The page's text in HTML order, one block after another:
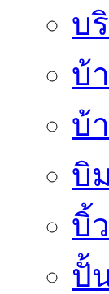
บ
บ้
บ้
บิ
บิ้
ปั้